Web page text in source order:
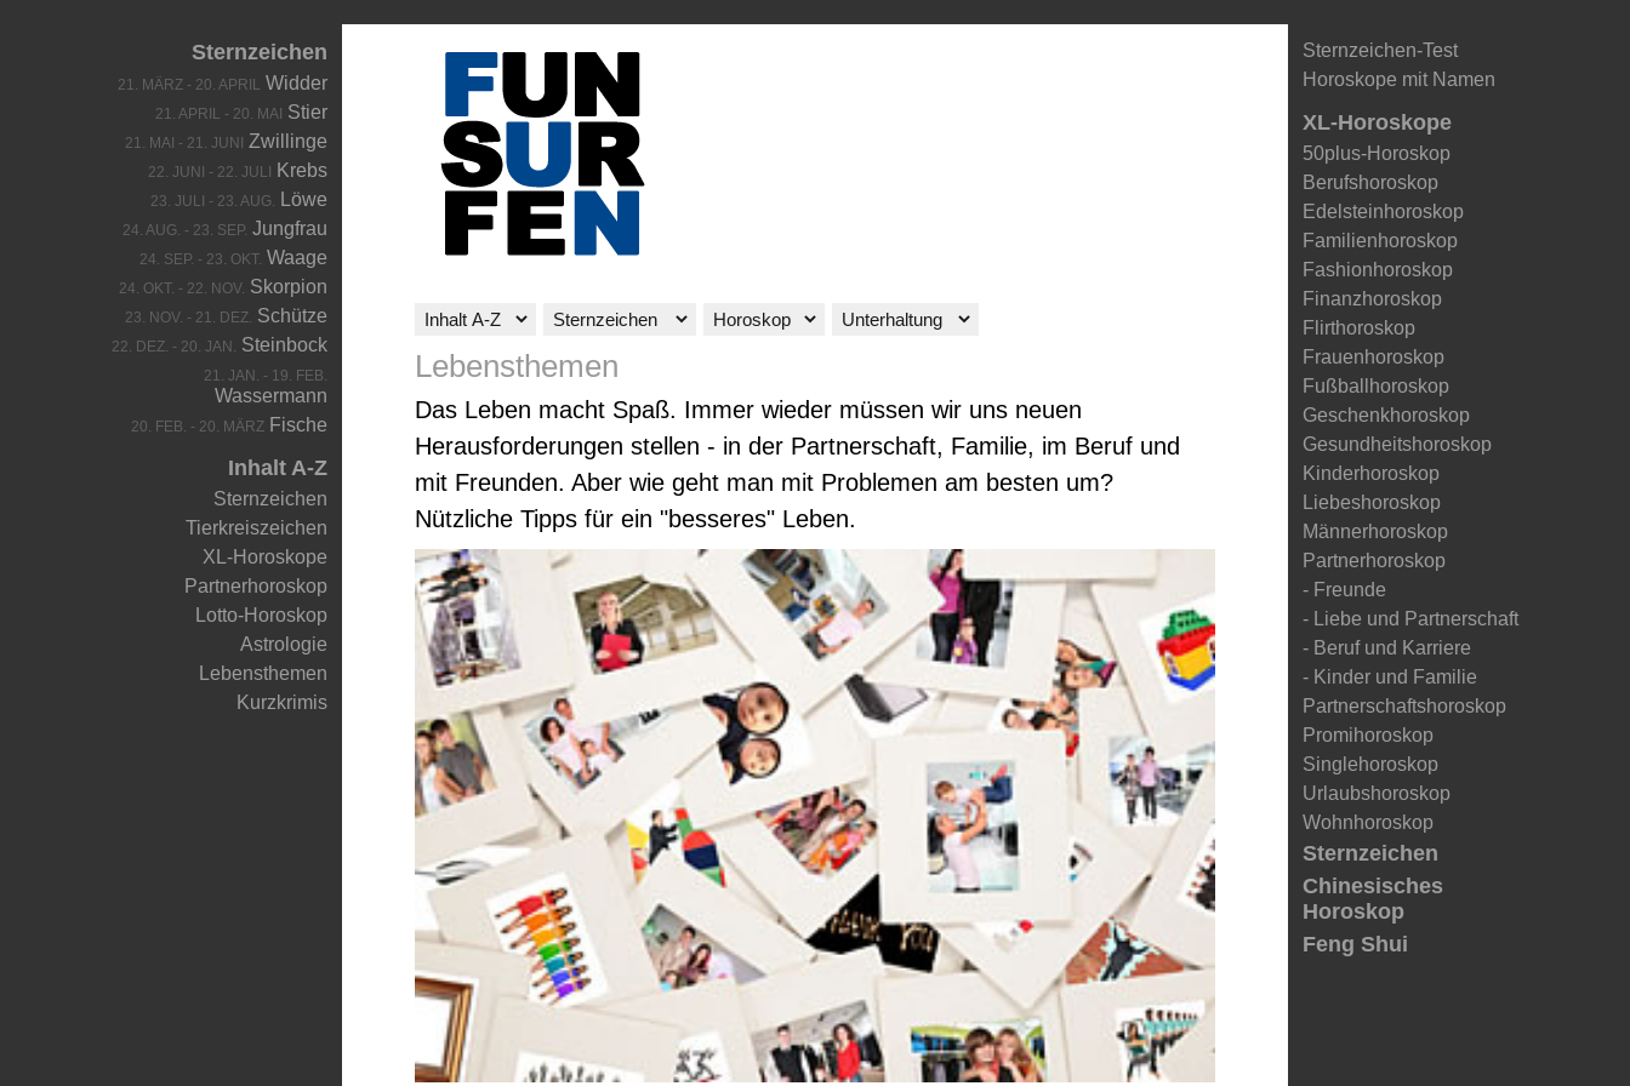
Sternzeichen
21. MÄRZ - 20. APRIL Widder
21. APRIL - 20. MAI Stier
21. MAI - 21. JUNI Zwillinge
22. JUNI - 22. JULI Krebs
23. JULI - 23. AUG. Löwe
24. AUG. - 23. SEP. Jungfrau
24. SEP. - 23. OKT. Waage
24. OKT. - 22. NOV. Skorpion
23. NOV. - 21. DEZ. Schütze
22. DEZ. - 20. JAN. Steinbock
21. JAN. - 19. FEB.
Wassermann
20. FEB. - 20. MÄRZ Fische
Inhalt A-Z
Sternzeichen
Tierkreiszeichen
XL-Horoskope
Partnerhoroskop
Lotto-Horoskop
Astrologie
Lebensthemen
Kurzkrimis
Sternzeichen-Test
Horoskope mit Namen
XL-Horoskope
50plus-Horoskop
Berufshoroskop
Edelsteinhoroskop
Familienhoroskop
Fashionhoroskop
Finanzhoroskop
Flirthoroskop
Frauenhoroskop
Fußballhoroskop
Geschenkhoroskop
Gesundheitshoroskop
Kinderhoroskop
Liebeshoroskop
Männerhoroskop
Partnerhoroskop
- Freunde
- Liebe und Partnerschaft
- Beruf und Karriere
- Kinder und Familie
Partnerschaftshoroskop
Promihoroskop
Singlehoroskop
Urlaubshoroskop
Wohnhoroskop
Sternzeichen
Chinesisches
Horoskop
Feng Shui
Lebensthemen
Das Leben macht Spaß. Immer wieder müssen wir uns neuen
Herausforderungen stellen - in der Partnerschaft, Familie, im Beruf und
mit Freunden. Aber wie geht man mit Problemen am besten um?
Nützliche Tipps für ein "besseres" Leben.